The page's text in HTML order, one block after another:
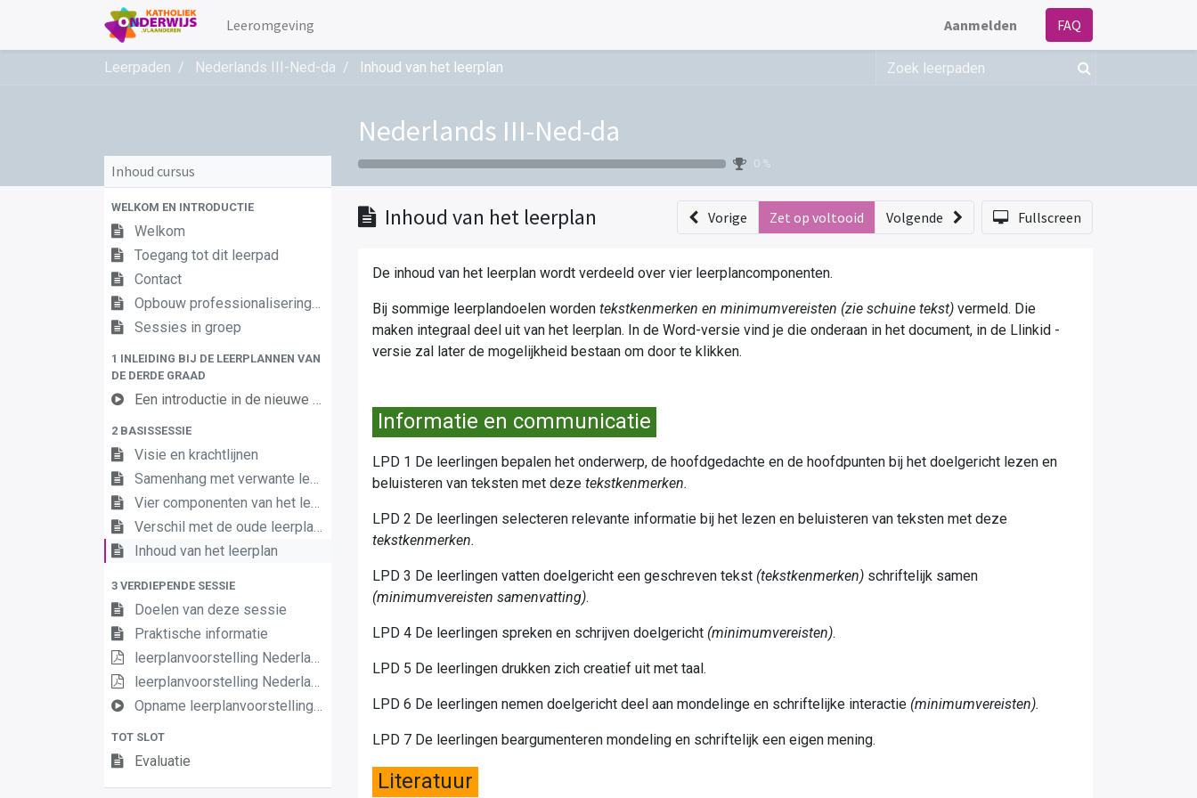
Leeromgeving Aanmelden FAQ
Leerpaden Nederlands III-Ned-da Inhoud van het leerplan
Nederlands III-Ned-da
0 %
Inhoud cursus
WELKOM EN INTRODUCTIE
Welkom
Toegang tot dit leerpad
Contact
Opbouw professionaliseringstraject
Sessies in groep
1 INLEIDING BIJ DE LEERPLANNEN VAN
DE DERDE GRAAD
Een introductie in de nieuwe leerplannen van de derde graad
2 BASISSESSIE
Visie en krachtlijnen
Samenhang met verwante leerplannen
Vier componenten van het leerplan
Verschil met de oude leerplannen
Inhoud van het leerplan
3 VERDIEPENDE SESSIE
Doelen van deze sessie
Praktische informatie
leerplanvoorstelling Nederlands III D/A basis
leerplanvoorstelling Nederlands III DA definitief
Opname leerplanvoorstelling Nederlands D A basis
TOT SLOT
Evaluatie
Inhoud van het leerplan Vorige Zet op voltooid Volgende Fullscreen
De inhoud van het leerplan wordt verdeeld over vier leerplancomponenten.
Bij sommige leerplandoelen worden tekstkenmerken en minimumvereisten (zie schuine tekst) vermeld. Die
maken integraal deel uit van het leerplan. In de Word-versie vind je die onderaan in het document, in de Llinkid -
versie zal later de mogelijkheid bestaan om door te klikken.
Informatie en communicatie
LPD 1 De leerlingen bepalen het onderwerp, de hoofdgedachte en de hoofdpunten bij het doelgericht lezen en
beluisteren van teksten met deze tekstkenmerken.
LPD 2 De leerlingen selecteren relevante informatie bij het lezen en beluisteren van teksten met deze
tekstkenmerken.
LPD 3 De leerlingen vatten doelgericht een geschreven tekst (tekstkenmerken) schriftelijk samen
(minimumvereisten samenvatting).
LPD 4 De leerlingen spreken en schrijven doelgericht (minimumvereisten).
LPD 5 De leerlingen drukken zich creatief uit met taal.
LPD 6 De leerlingen nemen doelgericht deel aan mondelinge en schriftelijke interactie (minimumvereisten).
LPD 7 De leerlingen beargumenteren mondeling en schriftelijk een eigen mening.
Literatuur